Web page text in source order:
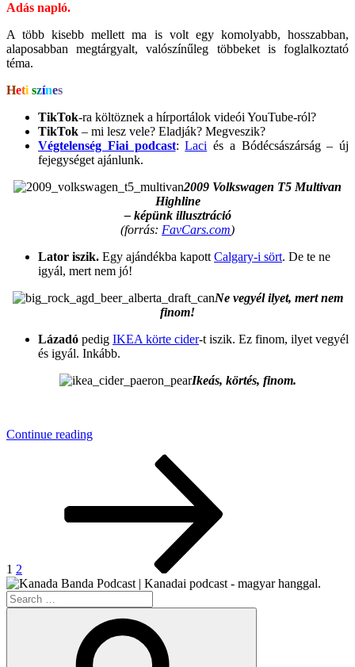
Adás napló.
A több kisebb mellett ma is volt egy komolyabb, hosszabban,
alaposabban megtárgyalt, valószínűleg többeket is foglalkoztató
téma.
Heti színes
TikTok-ra költöznek a hírportálok videói YouTube-ról?
TikTok – mi lesz vele? Eladják? Megveszik?
Végtelenség Fiai podcast:Laci és a Bódécsászárság – új
fejegységet ajánlunk.
2009 Volkswagen T5 Multivan
Highline
– képünk illusztráció
(forrás: FavCars.com)
Lator iszik. Egy ajándékba kapott Calgary-i sört. De te ne
igyál, mert nem jó!
Ne vegyél ilyet, mert nem
finom!
Lázadó pedig IKEA körte cider-t iszik. Ez finom, ilyet vegyél
és igyál. Inkább.
Ikeás, körtés, finom.
Continue reading“KB040
Orosz?
(A
1 2
Search
for: